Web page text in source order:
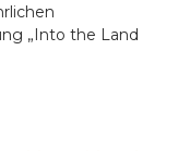
„Into the Land